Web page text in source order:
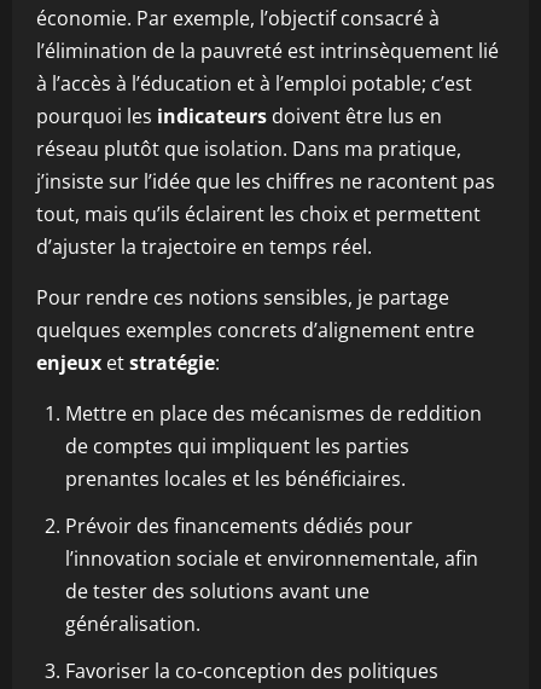
économie. Par exemple, l’objectif consacré à
l’élimination de la pauvreté est intrinsèquement lié
à l’accès à l’éducation et à l’emploi potable; c’est
pourquoi les indicateurs doivent être lus en
réseau plutôt que isolation. Dans ma pratique,
j’insiste sur l’idée que les chiffres ne racontent pas
tout, mais qu’ils éclairent les choix et permettent
d’ajuster la trajectoire en temps réel.
Pour rendre ces notions sensibles, je partage
quelques exemples concrets d’alignement entre
enjeux etstratégie:
Mettre en place des mécanismes de reddition
de comptes qui impliquent les parties
prenantes locales et les bénéficiaires.
Prévoir des financements dédiés pour
l’innovation sociale et environnementale, afin
de tester des solutions avant une
généralisation.
Favoriser la co-conception des politiques